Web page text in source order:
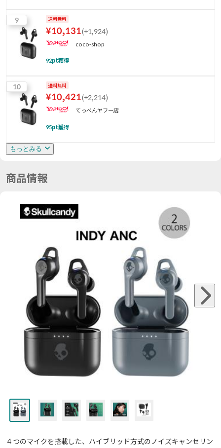
9 送料無料
¥10,131(+1,924)
coco-shop
92pt獲得
10 送料無料
¥10,421(+2,214)
てっぺんヤフー店
95pt獲得
もっとみる
商品情報
４つのマイクを搭載した、ハイブリッド方式のノイズキャンセリン